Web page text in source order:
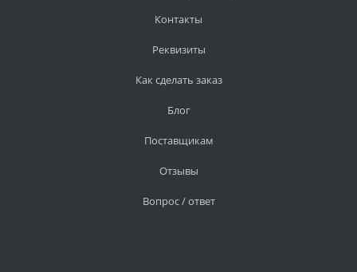
Контакты
Реквизиты
Как сделать заказ
Блог
Поставщикам
Отзывы
Вопрос / ответ